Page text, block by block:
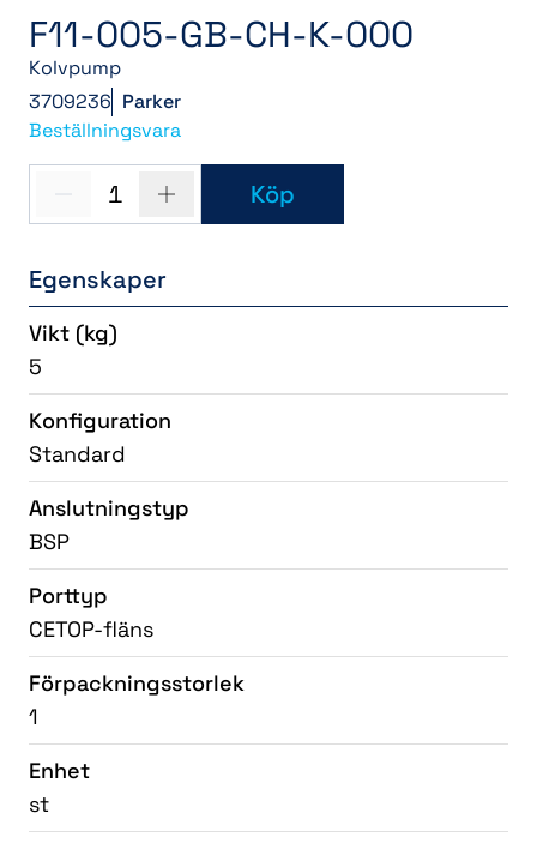
F11-005-GB-CH-K-000
Kolvpump
3709236 Parker
Beställningsvara
1 Köp
Egenskaper
Vikt (kg)
5
Konfiguration
Standard
Anslutningstyp
BSP
Porttyp
CETOP-fläns
Förpackningsstorlek
1
Enhet
st